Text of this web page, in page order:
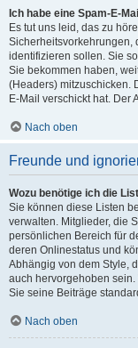
Ich habe eine Spam-E-
Es tut uns leid, das zu
Sicherheitsvorkehrungen,
identifizieren sollen. Sie
Sie bekommen haben,
(Headers) mitzuschicken.
E-Mail verschickt hat. Der
Nach oben
Freunde und
Wozu benötige ich die
Sie können diese Listen
verwalten. Mitglieder, die
persönlichen Bereich für
deren Onlinestatus und
Abhängig von dem Style,
auch hervorgehoben
Sie seine Beiträge
Nach oben